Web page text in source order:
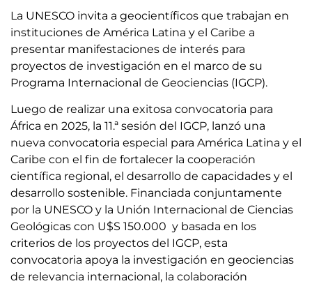
La UNESCO invita a geocientíficos que trabajan en
instituciones de América Latina y el Caribe a
presentar manifestaciones de interés para
proyectos de investigación en el marco de su
Programa Internacional de Geociencias (IGCP).
Luego de realizar una exitosa convocatoria para
África en 2025, la 11.ª sesión del IGCP, lanzó una
nueva convocatoria especial para América Latina y el
Caribe con el fin de fortalecer la cooperación
científica regional, el desarrollo de capacidades y el
desarrollo sostenible. Financiada conjuntamente
por la UNESCO y la Unión Internacional de Ciencias
Geológicas con U$S 150.000 y basada en los
criterios de los proyectos del IGCP, esta
convocatoria apoya la investigación en geociencias
de relevancia internacional, la colaboración